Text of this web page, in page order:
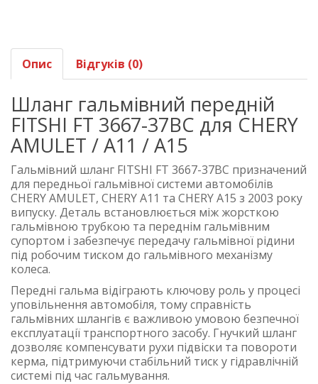
Опис Відгуків (0)
Шланг гальмівний передній
FITSHI FT 3667-37BC для CHERY
AMULET / A11 / A15
Гальмівний шланг FITSHI FT 3667-37BC призначений
для передньої гальмівної системи автомобілів
CHERY AMULET, CHERY A11 та CHERY A15 з 2003 року
випуску. Деталь встановлюється між жорсткою
гальмівною трубкою та переднім гальмівним
супортом і забезпечує передачу гальмівної рідини
під робочим тиском до гальмівного механізму
колеса.
Передні гальма відіграють ключову роль у процесі
уповільнення автомобіля, тому справність
гальмівних шлангів є важливою умовою безпечної
експлуатації транспортного засобу. Гнучкий шланг
дозволяє компенсувати рухи підвіски та повороти
керма, підтримуючи стабільний тиск у гідравлічній
системі під час гальмування.